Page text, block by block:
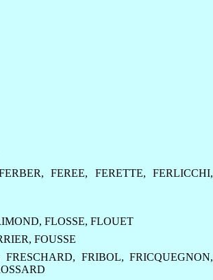
,FEREE, FERETTE,FERLICCHI,
, FLOSSE, FLOUET
, FOUSSE
FRESCHARD, FRIBOL,FRICQUEGNON,